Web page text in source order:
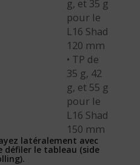
g, et 35 g
pour le
L16 Shad
120 mm
• TP de
35 g, 42
g, et 55 g
pour le
L16 Shad
150 mm
latéralement avec
le tableau (side